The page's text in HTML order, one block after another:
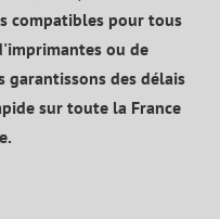
compatibles pour tous
ou de
garantissons des délais
sur toute la France